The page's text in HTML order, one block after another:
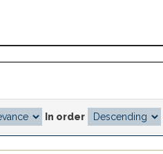
In order